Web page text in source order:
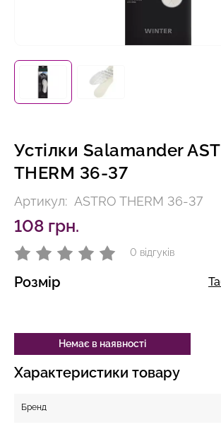
Устілки Salamander
THERM 36-37
Артикул: ASTRO THERM 36-37
108 грн.
0 відгуків
Розмір
Немає в наявності
Характеристики товару
Бренд